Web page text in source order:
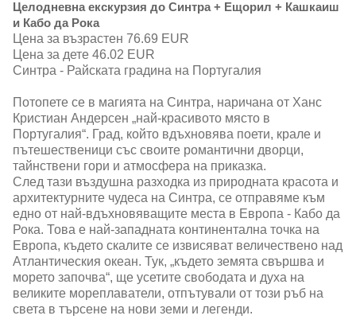
Целодневна екскурзия до Синтра + Ещорил + Кашкаиш
и Кабо да Рока
Цена за възрастен 76.69 EUR
Цена за дете 46.02 EUR
Синтра - Райската градина на Португалия
Потопете се в магията на Синтра, наричана от Ханс
Кристиан Андерсен „най-красивото място в
Португалия“. Град, който вдъхновява поети, крале и
пътешественици със своите романтични дворци,
тайнствени гори и атмосфера на приказка.
След тази въздушна разходка из природната красота и
архитектурните чудеса на Синтра, се отправяме към
едно от най-вдъхновяващите места в Европа - Кабо да
Рока. Това е най-западната континентална точка на
Европа, където скалите се извисяват величествено над
Атлантическия океан. Тук, „където земята свършва и
морето започва“, ще усетите свободата и духа на
великите мореплаватели, отпътували от този ръб на
света в търсене на нови земи и легенди.